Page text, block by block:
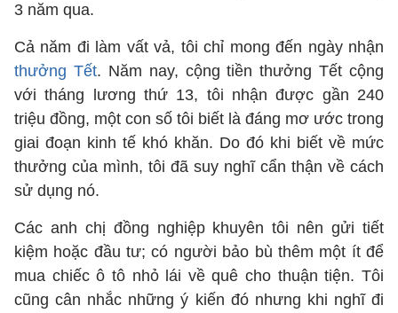
3 năm qua.
Cả năm đi làm vất vả, tôi chỉ mong đến ngày nhận
thưởng Tết. Năm nay, cộng tiền thưởng Tết cộng
với tháng lương thứ 13, tôi nhận được gần 240
triệu đồng, một con số tôi biết là đáng mơ ước trong
giai đoạn kinh tế khó khăn. Do đó khi biết về mức
thưởng của mình, tôi đã suy nghĩ cẩn thận về cách
sử dụng nó.
Các anh chị đồng nghiệp khuyên tôi nên gửi tiết
kiệm hoặc đầu tư; có người bảo bù thêm một ít để
mua chiếc ô tô nhỏ lái về quê cho thuận tiện. Tôi
cũng cân nhắc những ý kiến đó nhưng khi nghĩ đi